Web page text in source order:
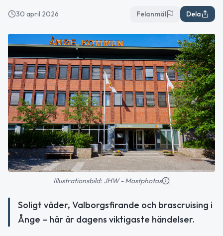
30 april 2026 Felanmäl Dela
Illustrationsbild: JHW - Mostphotos
Soligt väder, Valborgsfirande och brascruising i
Ånge – här är dagens viktigaste händelser.